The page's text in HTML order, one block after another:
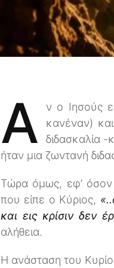
A
ν ο Ιησούς
κανέναν)
διδασκαλία -
ήταν μια ζωντανή
Τώρα όμως, εφ’ όσον
που είπε ο Κύριος,
και εις κρίσιν δεν
αλήθεια.
Η ανάσταση του